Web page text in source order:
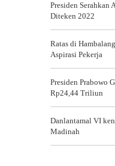
Presiden Serahkan
Diteken 2022
Ratas di
Aspirasi Pekerja
Presiden Prabowo
Rp24,44 Triliun
Danlantamal VI
Madinah